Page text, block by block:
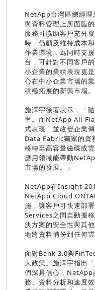
NetApp台灣區總經
與資料管理上所面臨
服務可協助客戶充分
時，仍顧及維持成本
作業環境，為同時支
台，可針對不同客戶
小企業的業績表現更
心在中小企業市場的
積極拓展的新興市場。
施澤宇接著表示，「
率。而NetApp All-
式表現，並改變企業
Data Fabric獨家的資
移轉至高容量磁碟或
應用領域能帶動
市場的發展。」
NetApp在Insight
NetApp Cloud
施，讓客戶可快速部
Services之間自動搬
決方案的安全性與其
地將資料備份到任何
面對Bank 3.0與
大政策。施澤宇指出
們深具信心，NetApp
務、資料分析和速度